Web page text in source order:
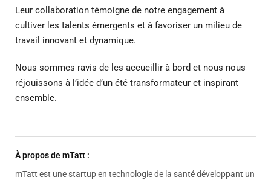
Leur collaboration témoigne de notre engagement à
cultiver les talents émergents et à favoriser un milieu de
travail innovant et dynamique.
Nous sommes ravis de les accueillir à bord et nous nous
réjouissons à l’idée d’un été transformateur et inspirant
ensemble.
À propos de mTatt :
mTatt est une startup en technologie de la santé développant un